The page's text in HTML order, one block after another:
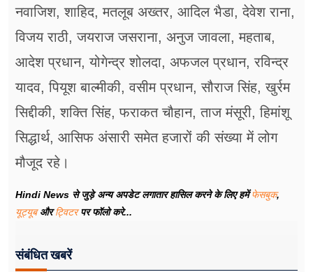
नवाजिश, शाहिद, मतलूब अख्तर, आदिल भैडा, देवेश राना,
विजय राठी, जयराज जसराना, अनुज जावला, महताब,
आदेश प्रधान, योगेन्द्र शोलदा, अफजल प्रधान, रविन्द्र
यादव, पियूश बाल्मीकी, वसीम प्रधान, सौराज सिंह, खुर्रम
सिद्दीकी, शक्ति सिंह, फराकत चौहान, ताज मंसूरी, हिमांशू
सिद्धार्थ, आसिफ अंसारी समेत हजारों की संख्या में लोग
मौजूद रहे।
Hindi News से जुड़े अन्य अपडेट लगातार हासिल करने के लिए हमेंफेसबुक,
यूट्यूबऔरट्विटरपर फॉलो करे...
संबंधित खबरें